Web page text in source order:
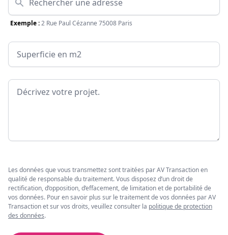
Exemple :2 Rue Paul Cézanne 75008 Paris
Surface
Message
Les données que vous transmettez sont traitées par AV Transaction en
qualité de responsable du traitement. Vous disposez d’un droit de
rectification, d’opposition, d’effacement, de limitation et de portabilité de
vos données. Pour en savoir plus sur le traitement de vos données par AV
Transaction et sur vos droits, veuillez consulter la politique de protection
des données.